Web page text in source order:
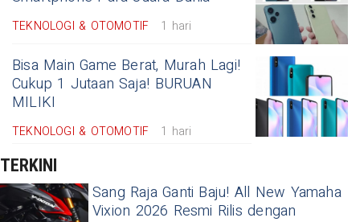
TEKNOLOGI & OTOMOTIF 1 hari
Bisa Main Game Berat, Murah Lagi!
Cukup 1 Jutaan Saja! BURUAN
MILIKI
TEKNOLOGI & OTOMOTIF 1 hari
TERKINI
Sang Raja Ganti Baju! All New Yamaha
Vixion 2026 Resmi Rilis dengan